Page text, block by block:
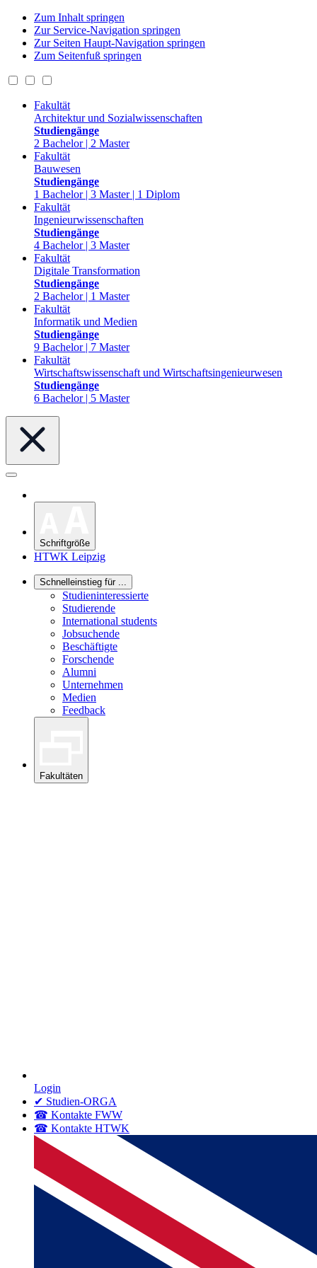
Zum Inhalt springen
Zur Service-Navigation springen
Zur Seiten Haupt-Navigation springen
Zum Seitenfuß springen
Fakultät
Architektur und Sozialwissenschaften
Studiengänge
2 Bachelor | 2 Master
Fakultät
Bauwesen
Studiengänge
1 Bachelor | 3 Master | 1 Diplom
Fakultät
Ingenieurwissenschaften
Studiengänge
4 Bachelor | 3 Master
Fakultät
Digitale Transformation
Studiengänge
2 Bachelor | 1 Master
Fakultät
Informatik und Medien
Studiengänge
9 Bachelor | 7 Master
Fakultät
Wirtschaftswissenschaft und Wirtschaftsingenieurwesen
Studiengänge
6 Bachelor | 5 Master
Schriftgröße
HTWK Leipzig
Schnelleinstieg für ...
Studieninteressierte
Studierende
International students
Jobsuchende
Beschäftigte
Forschende
Alumni
Unternehmen
Medien
Feedback
Fakultäten
Login
✔ Studien-ORGA
☎ Kontakte FWW
☎ Kontakte HTWK